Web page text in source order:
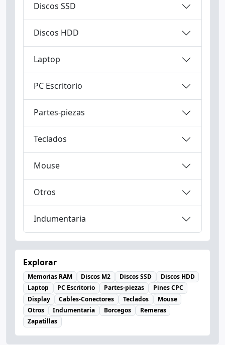
Discos SSD
Discos HDD
Laptop
PC Escritorio
Partes-piezas
Teclados
Mouse
Otros
Indumentaria
Explorar
Memorias RAM Discos M2 Discos SSD
Discos HDD
Laptop
PC Escritorio Partes-piezas
Pines CPC
Display
Cables-Conectores Teclados
Mouse
Otros
Indumentaria Borcegos
Remeras
Zapatillas